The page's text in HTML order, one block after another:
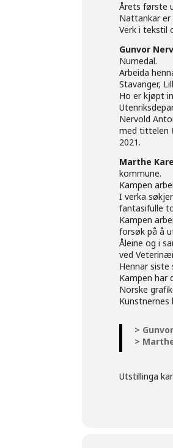
Årets første
Nattankarer
Verk i tekstil
Gunvor
Numedal.
Arbeida
Stavanger,
Ho er kjøpt
Nervold
med tittelen
2021.
Marthe
kommune.
Kampen
I verka
fantasifulle
Kampen
forsøk på å
Åleine og i
ved
Hennar siste
Kampen har
Norske
Kunstnernes
>
>
Utstillinga